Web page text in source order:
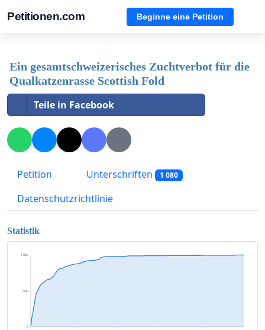
Petitionen.com Beginne eine Petition
Ein gesamtschweizerisches Zuchtverbot für die
Qualkatzenrasse Scottish Fold
Teile in Facebook
Petition Unterschriften 1 080
Datenschutzrichtlinie
Statistik
0
540
1 080